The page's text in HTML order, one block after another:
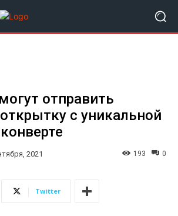
отправить
с уникальной
2021 0
193
Twitter